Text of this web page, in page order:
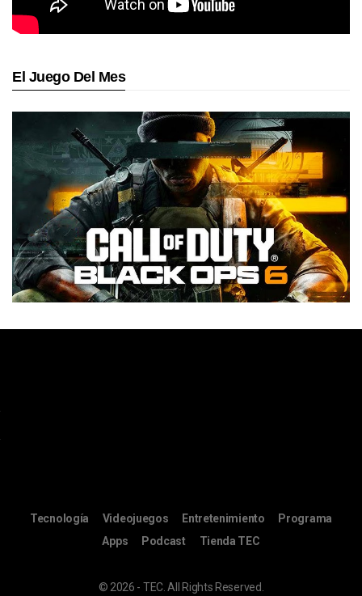
El Juego Del Mes
Tecnología Videojuegos Entretenimiento
Programa
Apps
Podcast Tienda TEC
© 2026 - TEC. All Rights Reserved.